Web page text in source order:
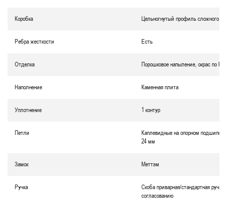
Коробка Цельногнутый профиль сложного
Ребра жесткости Есть
Отделка Порошковое напыление, окрас по
Наполнение Каменная плита
Уплотнение 1 контур
Петли
Каплевидные на опорном
24 мм
Замок Меттэм
Ручка
Скоба приварная/стандартная
согласованию